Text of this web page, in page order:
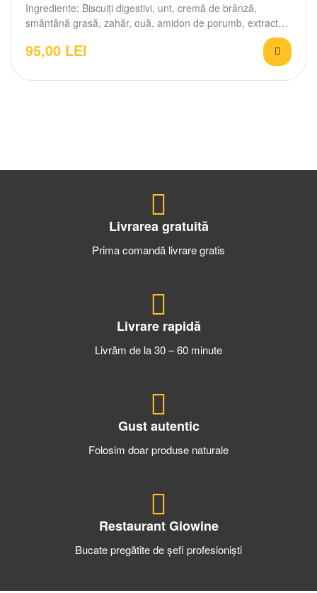
Ingrediente: Biscuiți digestivi, unt, cremă de brânză,
smântână grasă, zahăr, ouă, amidon de porumb, extract…
95,00 LEI
Livrarea gratuită
Prima comandă livrare gratis
Livrare rapidă
Livrăm de la 30 – 60 minute
Gust autentic
Folosim doar produse naturale
Restaurant Giowine
Bucate pregătite de șefi profesioniști